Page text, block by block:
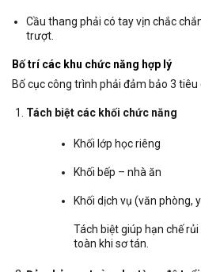
Cầu thang phải có tay vịn chắc
trượt.
Bố trí các khu chức năng hợp lý
Bố cục công trình phải đảm bảo 3 tiêu
Tách biệt các khối chức năng
Khối lớp học riêng
Khối bếp – nhà ăn
Khối dịch vụ (văn phòng,
Tách biệt giúp hạn chế
toàn khi sơ tán.